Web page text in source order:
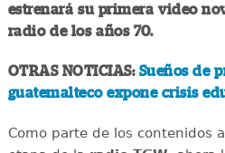
estrenará su primera video
radio de los años 70.
OTRAS NOTICIAS: Sueños de
guatemalteco expone crisis
Como parte de los contenidos